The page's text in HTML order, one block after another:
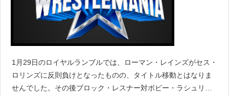
1月29日のロイヤルランブルでは、ローマン・レインズがセス・
ロリンズに反則負けとなったものの、タイトル移動とはなりま
せんでした。その後ブロック・レスナー対ボビー・ラシュリー